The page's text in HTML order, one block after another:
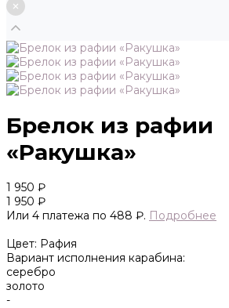
Брелок из рафии
«Ракушка»
1 950 ₽
1 950 ₽
Или 4 платежа по 488 ₽. Подробнее
Цвет: Рафия
Вариант исполнения карабина:
серебро
золото
-